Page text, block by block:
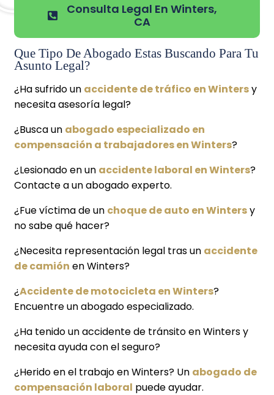
Consulta Legal En Winters,
CA
Que Tipo De Abogado Estas Buscando Para Tu
Asunto Legal?
¿Ha sufrido un accidente de tráfico en Wintersy
necesita asesoría legal?
¿Busca un abogado especializado en
compensación a trabajadores en Winters?
¿Lesionado en un accidente laboral en Winters?
Contacte a un abogado experto.
¿Fue víctima de un choque de auto en Wintersy
no sabe qué hacer?
¿Necesita representación legal tras un accidente
de camión en Winters?
¿Accidente de motocicleta en Winters?
Encuentre un abogado especializado.
¿Ha tenido un accidente de tránsito en Winters y
necesita ayuda con el seguro?
¿Herido en el trabajo en Winters? Un abogado de
compensación laboral puede ayudar.